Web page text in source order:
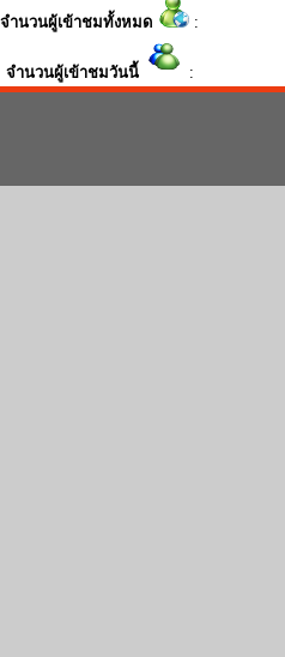
นวนผู้เข้าชมทั้งหมด :
นวนผู้เข้าชมวันนี้ :